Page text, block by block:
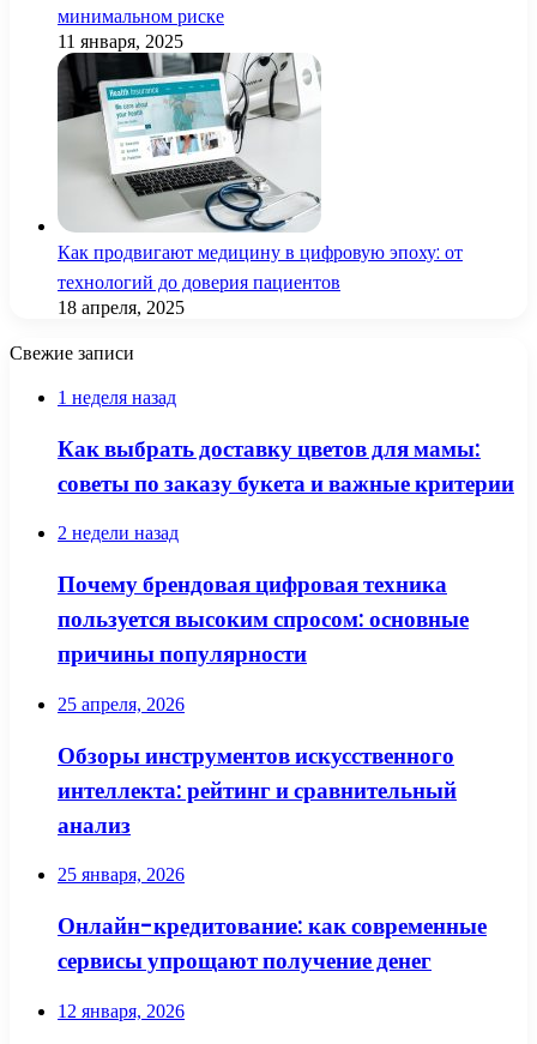
минимальном риске
11 января, 2025
Как продвигают медицину в цифровую эпоху: от
технологий до доверия пациентов
18 апреля, 2025
Свежие записи
1 неделя назад
Как выбрать доставку цветов для мамы:
советы по заказу букета и важные критерии
2 недели назад
Почему брендовая цифровая техника
пользуется высоким спросом: основные
причины популярности
25 апреля, 2026
Обзоры инструментов искусственного
интеллекта: рейтинг и сравнительный
анализ
25 января, 2026
Онлайн-кредитование: как современные
сервисы упрощают получение денег
12 января, 2026